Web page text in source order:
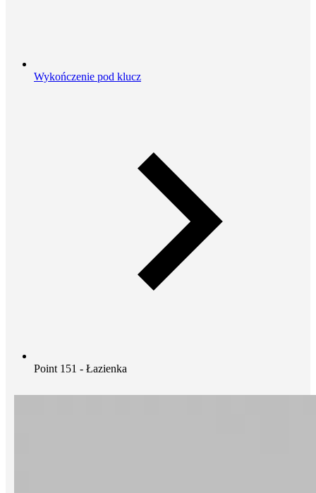
Wykończenie pod klucz
Point 151 - Łazienka